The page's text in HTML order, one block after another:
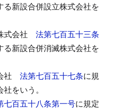
る新設合併設立株式会社を
式会社
法第七百五十三条
る新設合併消滅株式会社を
社 法第七百五十七条に規
をいう。
七百五十八条第一号に規定